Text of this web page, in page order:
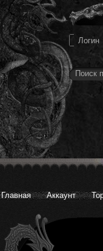
Главная Аккаунт